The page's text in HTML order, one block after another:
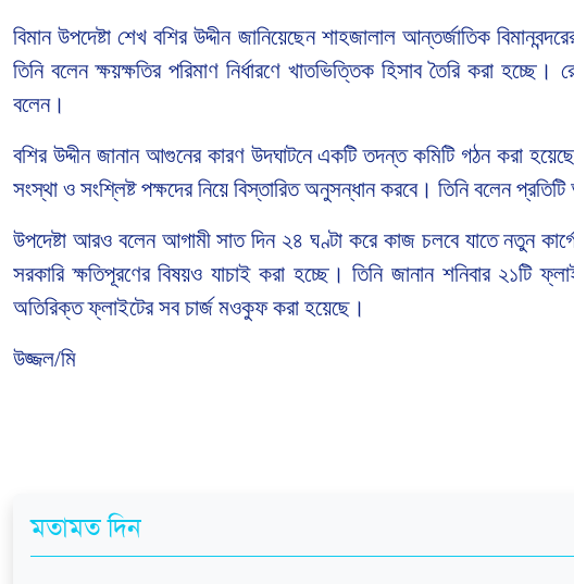
বিমান উপদেষ্টা শেখ বশির উদ্দীন জানিয়েছেন শাহজালাল আন্তর্জাতিক
তিনি বলেন ক্ষয়ক্ষতির পরিমাণ নির্ধারণে খাতভিত্তিক হিসাব তৈরি করা
বলেন।
বশির উদ্দীন জানান আগুনের কারণ উদঘাটনে একটি তদন্ত কমিটি গঠন করা
সংস্থা ও সংশ্লিষ্ট পক্ষদের নিয়ে বিস্তারিত অনুসন্ধান করবে। তিনি বলেন
উপদেষ্টা আরও বলেন আগামী সাত দিন ২৪ ঘণ্টা করে কাজ চলবে যাতে নতুন
সরকারি ক্ষতিপূরণের বিষয়ও যাচাই করা হচ্ছে। তিনি জানান শনিবার ২১টি
অতিরিক্ত ফ্লাইটের সব চার্জ মওকুফ করা হয়েছে।
উজ্জল/মি
মতামত দিন